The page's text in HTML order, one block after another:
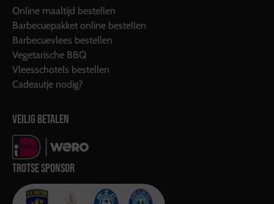
Online maaltijd bestellen
Barbecuepakket online bestellen
Barbecuevlees bestellen
Vegetarische BBQ
Vleesschotels bestellen
Cadeautje nodig?
VEILIG BETALEN
TROTSE SPONSOR